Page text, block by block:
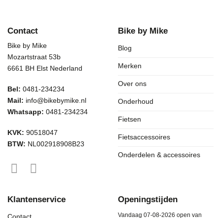
Contact
Bike by Mike
Mozartstraat 53b
6661 BH Elst Nederland
Bel: 0481-234234
Mail: info@bikebymike.nl
Whatsapp: 0481-234234
KVK: 90518047
BTW: NL002918908B23
Bike by Mike
Blog
Merken
Over ons
Onderhoud
Fietsen
Fietsaccessoires
Onderdelen & accessoires
Klantenservice Openingstijden
Vandaag 07-08-2026 open van